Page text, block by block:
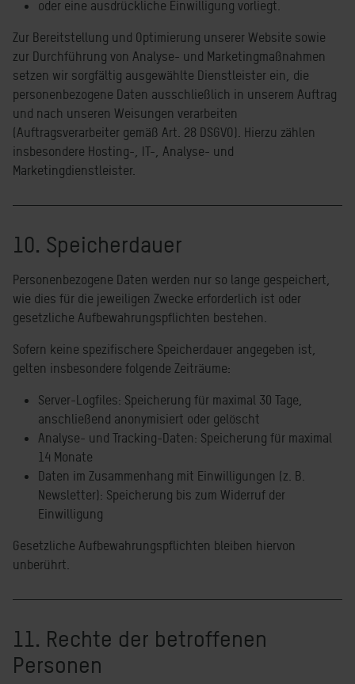
oder eine ausdrückliche Einwilligung vorliegt.
Zur Bereitstellung und Optimierung unserer Website sowie
zur Durchführung von Analyse- und Marketingmaßnahmen
setzen wir sorgfältig ausgewählte Dienstleister ein, die
personenbezogene Daten ausschließlich in unserem Auftrag
und nach unseren Weisungen verarbeiten
(Auftragsverarbeiter gemäß Art. 28 DSGVO). Hierzu zählen
insbesondere Hosting-, IT-, Analyse- und
Marketingdienstleister.
10. Speicherdauer
Personenbezogene Daten werden nur so lange gespeichert,
wie dies für die jeweiligen Zwecke erforderlich ist oder
gesetzliche Aufbewahrungspflichten bestehen.
Sofern keine spezifischere Speicherdauer angegeben ist,
gelten insbesondere folgende Zeiträume:
Server-Logfiles: Speicherung für maximal 30 Tage,
anschließend anonymisiert oder gelöscht
Analyse- und Tracking-Daten: Speicherung für maximal
14 Monate
Daten im Zusammenhang mit Einwilligungen (z. B.
Newsletter): Speicherung bis zum Widerruf der
Einwilligung
Gesetzliche Aufbewahrungspflichten bleiben hiervon
unberührt.
11. Rechte der betroffenen
Personen